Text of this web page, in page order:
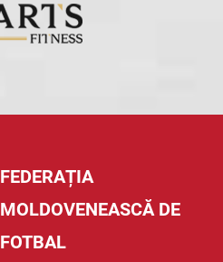
FEDERAȚIA
MOLDOVENEASCĂ DE
FOTBAL